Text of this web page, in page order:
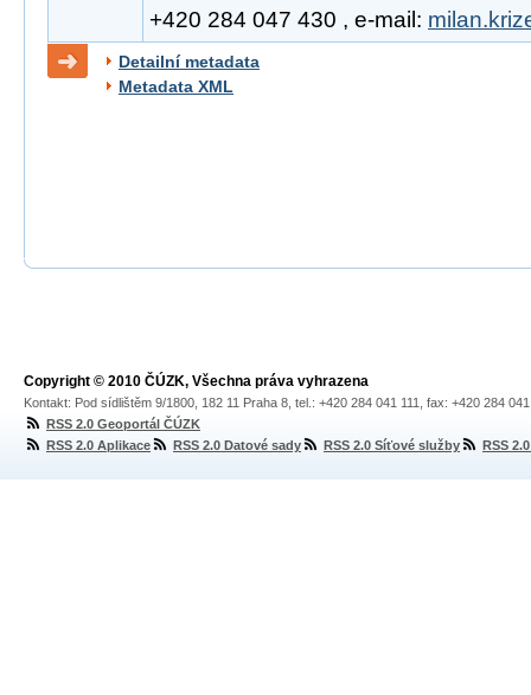
+420 284 047 430 , e-mail:
Detailní metadata
Metadata XML
Copyright © 2010 ČÚZK, Všechna práva vyhrazena
Kontakt: Pod sídlištěm 9/1800, 182 11 Praha 8, tel.: +420 284 041 111, fax: +420 284
RSS 2.0 Geoportál ČÚZK
RSS 2.0 Aplikace
RSS 2.0 Datové sady RSS 2.0 Síťové služby RSS